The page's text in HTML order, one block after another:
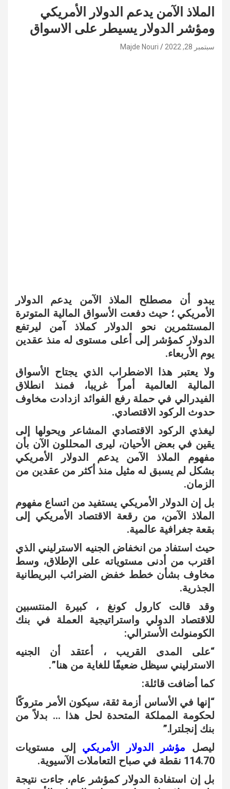
الملاذ الآمن يدعم الدولار الأمريكي
ومؤشر الدولار يسيطر على الاسواق
سبتمبر 28, 2022 Majde Nouri
يبدو أن مصطلح الملاذ الآمن يدعم الدولار
الأمريكي ؛ حيث دفعت الأسواق المالية المتوترة
المستثمرين نحو الدولار كملاذ آمن ليرتفع
الدولار كمؤشر إلى أعلى مستوى له منذ عقدين
يوم الأربعاء.
ولا يعتبر هذا الاضطراب الذي يجتاح الأسواق
المالية العالمية أمراً غريبا، فمنذ انطلاق
الفيدرالي في حملة رفع الفوائد ازدادت مخاوف
حدوث الركود الاقتصادي.
ليغذي الركود الاقتصادي المشاعر ويحولها إلى
يقين في بعض الأحيان، ليرى المحللون الآن بأن
مفهوم الملاذ الآمن يدعم الدولار الأمريكي
بشكل لم يسبق له مثيل منذ أكثر من عقدين من
الزمان.
بل إن الدولار الأمريكي يستفيد من اتساع مفهوم
الملاذ الآمن، من رقعة الاقتصاد الأمريكي إلى
بقعة جغرافية عالمية.
حيث استفاد من انخفاض الجنيه الاسترليني الذي
اقترب من أدنى مستوياته على الإطلاق، وسط
مخاوف بشأن خطط خفض الضرائب البريطانية
الجذرية.
وقد قالت كارول كونغ ، كبيرة المنتسبين
للاقتصاد الدولي واستراتيجية العملة في بنك
الكومنولث الأسترالي:
“على المدى القريب ، أعتقد أن الجنيه
الاسترليني سيظل ضعيفًا للغاية من هنا”.
كما أضافت قائلة:
“إنها في الأساس أزمة ثقة، سيكون الأمر متروكًا
لحكومة المملكة المتحدة لحل هذا … بدلاً من
بنك إنجلترا.”
ليصل مؤشر الدولار الأمريكي إلى مستويات
114.70 نقطة في صباح التعاملات الآسيوية.
بل إن استفادة الدولار كمؤشر عام، جاءت نتيجة